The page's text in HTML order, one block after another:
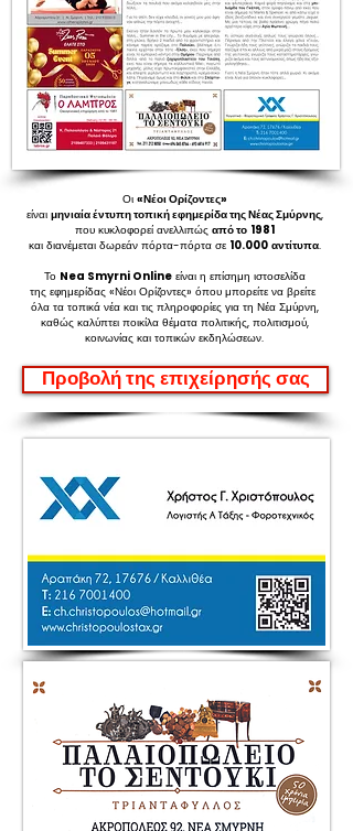
Οι «Νέοι Ορίζοντες»
είναι μηνιαία έντυπη τοπική εφημερίδα της Νέας Σμύρνης,
που κυκλοφορεί ανελλιπώς από το 1981
και διανέμεται δωρεάν πόρτα-πόρτα σε 10.000 αντίτυπα.
Το Nea Smyrni Onlineείναι η επίσημη ιστοσελίδα
της εφημερίδας «Νέοι Ορίζοντες» όπου μπορείτε να βρείτε
όλα τα τοπικά νέα και τις πληροφορίες για τη Νέα Σμύρνη,
καθώς καλύπτει ποικίλα θέματα πολιτικής, πολιτισμού,
κοινωνίας και τοπικών εκδηλώσεων.
Προβολή της επιχείρησής σας